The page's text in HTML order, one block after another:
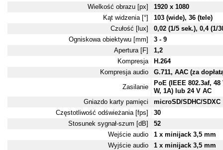
Wielkość obrazu [px]
1920 x 1080
Kąt widzenia [°]
103 (wide), 36 (tele)
Czułość [lux]
0,02 (1/5 sek.), 0,4 (1/
Ogniskowa obiektywu [mm]
3 - 9
Apertura [F]
1,2
Kompresja
H.264
Kompresja audio
G.711, AAC (za
Zasilanie
PoE (IEEE 802.3af,
W, 1A) lub 24 V AC
Gniazdo karty pamięci
microSD/SDHC/SDXC
Częstotliwość odświeżania [fps]
30
Stosunek sygnał-szum [dB]
52
Wejście audio
1 x minijack 3,5 mm
Wyjście audio
1 x minijack 3,5 mm